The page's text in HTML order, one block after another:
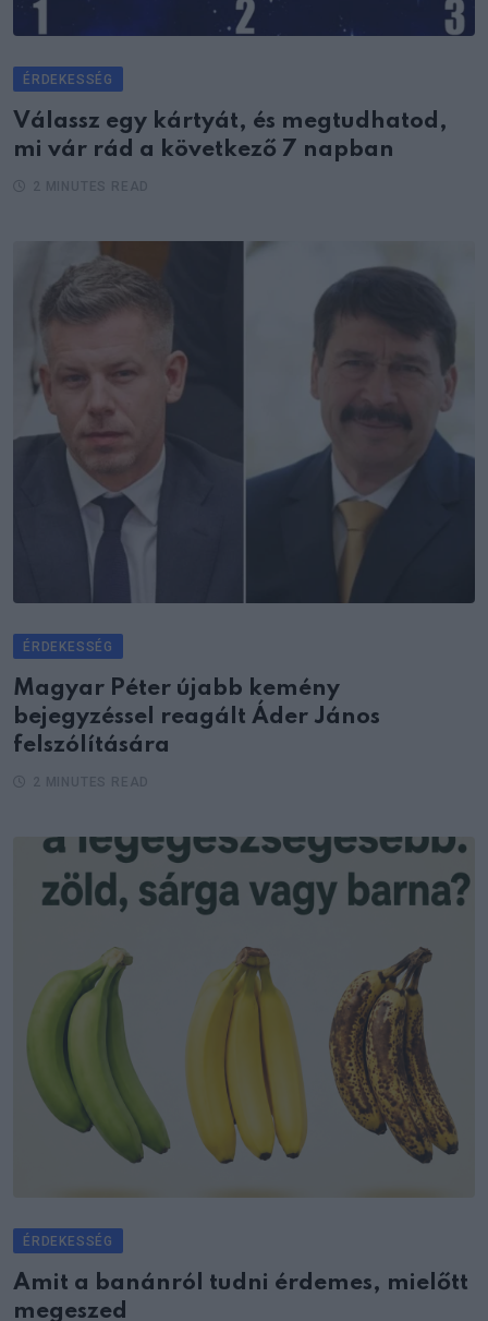
ÉRDEKESSÉG
Válassz egy kártyát, és megtudhatod,
mi vár rád a következő 7 napban
ÉRDEKESSÉG
Magyar Péter újabb kemény
bejegyzéssel reagált Áder János
felszólítására
ÉRDEKESSÉG
Amit a banánról tudni érdemes, mielőtt
megeszed